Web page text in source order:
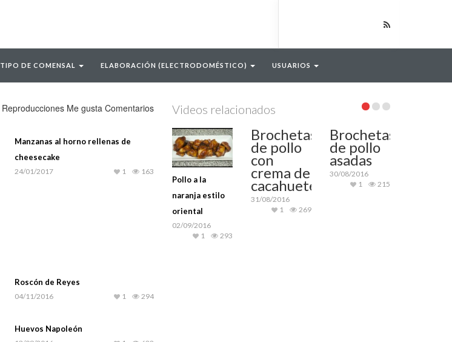
TIPO DE COMENSAL ELABORACIÓN (ELECTRODOMÉSTICO) USUARIOS
Reproducciones Me gusta Comentarios
Manzanas al horno rellenas de
cheesecake
24/01/2017 163
1
Roscón de Reyes
04/11/2016 294
1
Huevos Napoleón
Videos relacionados
Pollo a la
naranja estilo
oriental
02/09/2016
293
1
Brochetas
de pollo
con
crema de
cacahuetes
31/08/2016
269
1
Brochetas
de pollo
asadas
30/08/2016
215
1